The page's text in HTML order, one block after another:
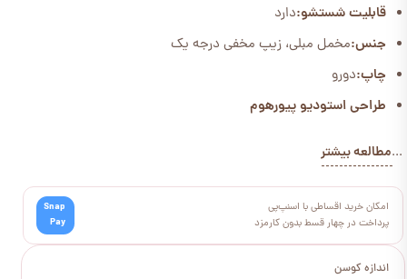
اندازه کوسن
قابلیت شستشو:دارد
جنس:مخمل مبلی، زیپ مخفی درجه یک
چاپ:دورو
طراحی استودیو پیورهوم
...مطالعه بیشتر
امکان خرید اقساطی با اسنپ‌پی
پرداخت در چهار قسط بدون کارمزد
Snap
Pay